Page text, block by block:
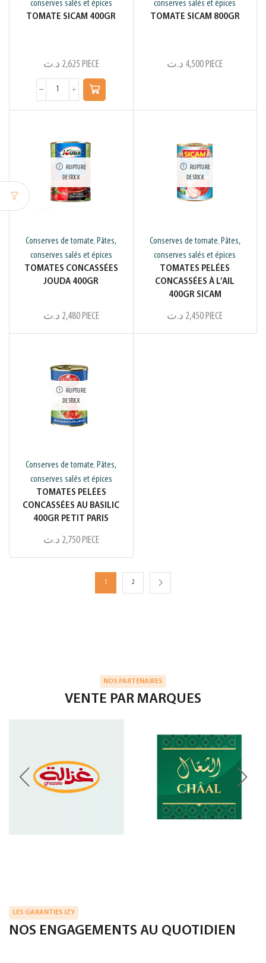
conserves salés et épices
TOMATE SICAM 400GR
2,625 د.ت PIECE
conserves salés et épices
TOMATE SICAM 800GR
4,500 د.ت PIECE
RUPTURE
DE STOCK
Conserves de tomate, Pâtes,
conserves salés et épices
TOMATES CONCASSÉES
JOUDA 400GR
2,480 د.ت PIECE
RUPTURE
DE STOCK
Conserves de tomate, Pâtes,
conserves salés et épices
TOMATES PELÉES
CONCASSÉES À L’AIL
400GR SICAM
2,450 د.ت PIECE
RUPTURE
DE STOCK
Conserves de tomate, Pâtes,
conserves salés et épices
TOMATES PELÉES
CONCASSÉES AU BASILIC
400GR PETIT PARIS
2,750 د.ت PIECE
1 2
NOS PARTENAIRES
VENTE PAR MARQUES
LES GARANTIES IZY
NOS ENGAGEMENTS AU QUOTIDIEN